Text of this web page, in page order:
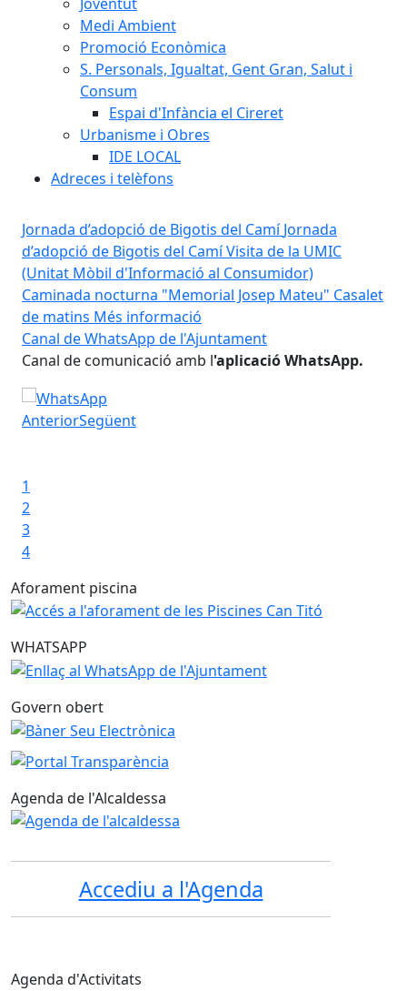
Medi Ambient
Promoció Econòmica
S. Personals, Igualtat, Gent Gran, Salut i
Consum
Espai d'Infància el Cireret
Urbanisme i Obres
IDE LOCAL
Adreces i telèfons
Jornada d’adopció de Bigotis del Camí Jornada
d’adopció de Bigotis del CamíVisita de la UMIC
(Unitat Mòbil d'Informació al Consumidor)
Caminada nocturna "Memorial Josep Mateu" Casalet
de matins Més informació
Canal de WhatsApp de l'Ajuntament
Canal de comunicació amb l'aplicació WhatsApp.
Canal de WhatsApp de l'Ajuntament
AnteriorSegüent
1
2
3
4
Aforament piscina
WHATSAPP
Govern obert
Agenda de l'Alcaldessa
Accediu a l'Agenda
Agenda d'Activitats